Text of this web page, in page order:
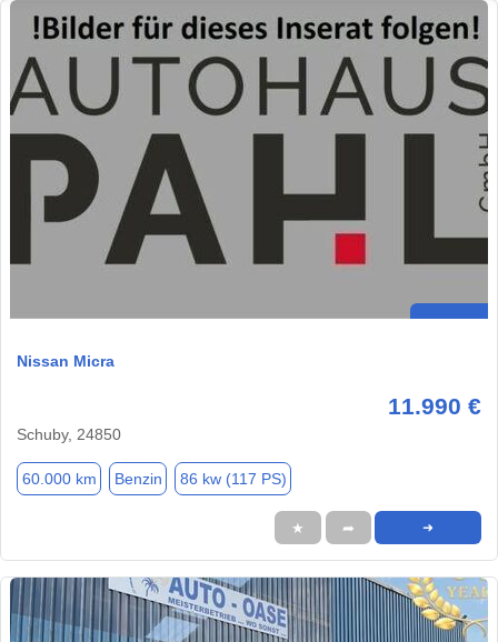
Nissan Micra
11.990 €
Schuby, 24850
60.000 km Benzin 86 kw (117 PS)
★ ➦ ➜